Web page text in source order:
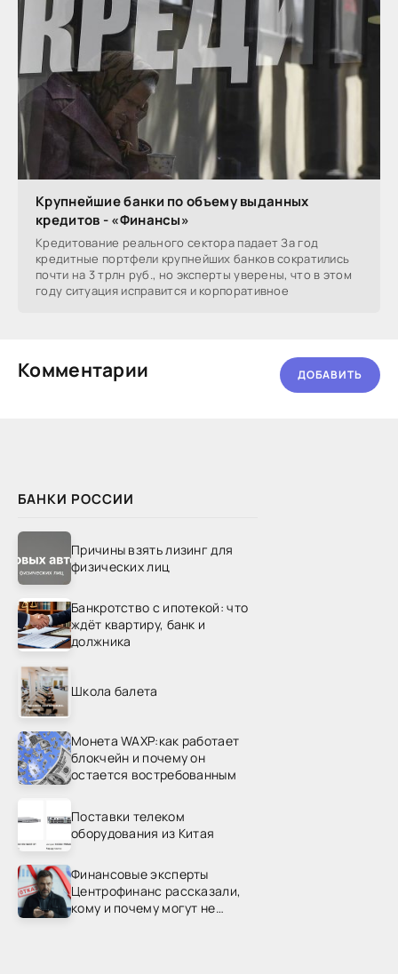
БАНКИ РОССИИ
Причины взять лизинг для
физических лиц
Банкротство с ипотекой: что
ждёт квартиру, банк и
должника
Школа балета
Монета WAXP:как работает
блокчейн и почему он
остается востребованным
Поставки телеком
оборудования из Китая
Финансовые эксперты
Центрофинанс рассказали,
кому и почему могут не
Крупнейшие банки по объему выданных
кредитов - «Финансы»
Кредитование реального сектора падает За год
кредитные портфели крупнейших банков сократились
почти на 3 трлн руб., но эксперты уверены, что в этом
году ситуация исправится и корпоративное
Комментарии ДОБАВИТЬ